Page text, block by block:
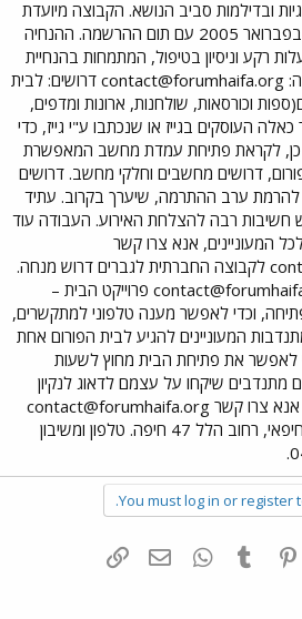
ובדילמות סביב הנושא. הקבוצה מיועדת
לגברים ולנשים ותיפתח בפברואר 2005 עם תום ההרשמה. ההנחיה
רקע וניסיון בטיפול, המתמחות בהנחיית
contact@forumhaifa.org דרושים: לבית
וכורסאות, שולחנות, ארונות ומדפים,
העוסקים בגייז או שנכתבו ע"י גייז, כדי
כן, לקראת פתיחת עמדת מחשב המאפשרת
דרושים מחשבים וחלקי מחשב. דרושים
להרמת ערב ההתרמה, שיערך בקרוב. עתיד
חשיבות רבה להצלחת האירוע. העבודה עוד
המעוניינים, אנא צרו קשר
לקבוצה החברתית לגברים דרוש מנחה.
פרוייקט הבית –
וכדי לאפשר מענה טלפוני למתקשרים,
המעוניינים להגיע לבית הפורום אחת
לאפשר את פתיחת הבית מחוץ לשעות
מתנדבים שיקחו על עצמם לדאוג לנקיון
אנא צרו קשר contact@forumhaifa.org
כתובתינו: בית הפורום החיפאי, רחוב הלל 47 חיפה. טלפון ומשיבון
You must log in or register
Pinterest
Tumblr
WhatsAppדואר אלקטרוני